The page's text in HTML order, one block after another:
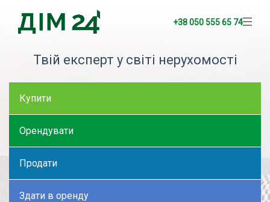
+38 050 555 65 74
Твій експерт у світі нерухомості
Купити
Орендувати
Продати
Здати в оренду